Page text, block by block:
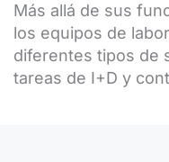
Más allá de sus
los equipos de
diferentes tipos de
tareas de I+D y